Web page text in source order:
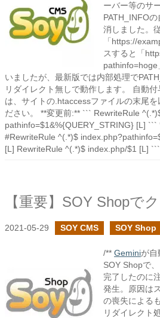
ーバー等のサ
PATH_INFO
消しました。
「https://
スすると「
pathinfo=hoge
いましたが、最新版では内部処理で
リダイレクト無しで動作します。 自動
は、サイトの.htaccessファイルの末尾を
ださい。 **変更前:** ``` RewriteRule
pathinfo=$1&%{QUERY_STRING} [L] ```
#RewriteRule ^(.*)$
[L] RewriteRule ^(.*)$ index.php/$1 [L] ```
2021-05-29 SOY CMS SOY Shop
/** Geminiが自
SOY Shopで
完了したのに
発生。原因は
の喪失による
リダイレクト